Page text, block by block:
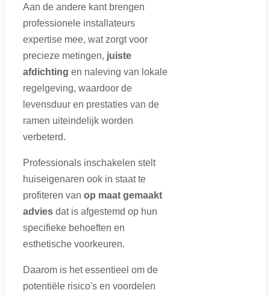
Aan de andere kant brengen
professionele installateurs
expertise mee, wat zorgt voor
precieze metingen, juiste
afdichting en naleving van lokale
regelgeving, waardoor de
levensduur en prestaties van de
ramen uiteindelijk worden
verbeterd.
Professionals inschakelen stelt
huiseigenaren ook in staat te
profiteren van op maat gemaakt
advies dat is afgestemd op hun
specifieke behoeften en
esthetische voorkeuren.
Daarom is het essentieel om de
potentiële risico's en voordelen